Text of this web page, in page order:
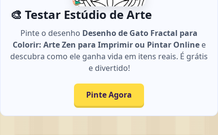
🎨 Testar Estúdio de Arte
Pinte o desenho Desenho de Gato Fractal para
Colorir: Arte Zen para Imprimir ou Pintar Onlinee
descubra como ele ganha vida em itens reais. É grátis
e divertido!
Pinte Agora